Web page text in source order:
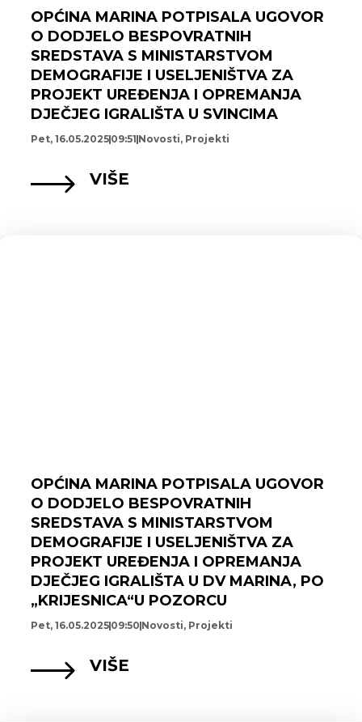
OPĆINA MARINA POTPISALA UGOVOR
O DODJELO BESPOVRATNIH
SREDSTAVA S MINISTARSTVOM
DEMOGRAFIJE I USELJENIŠTVA ZA
PROJEKT UREĐENJA I OPREMANJA
DJEČJEG IGRALIŠTA U SVINCIMA
Pet, 16.05.2025 09:51 Novosti, Projekti
VIŠE
OPĆINA MARINA POTPISALA UGOVOR
O DODJELO BESPOVRATNIH
SREDSTAVA S MINISTARSTVOM
DEMOGRAFIJE I USELJENIŠTVA ZA
PROJEKT UREĐENJA I OPREMANJA
DJEČJEG IGRALIŠTA U DV MARINA, PO
„KRIJESNICA“U POZORCU
Pet, 16.05.2025 09:50 Novosti, Projekti
VIŠE